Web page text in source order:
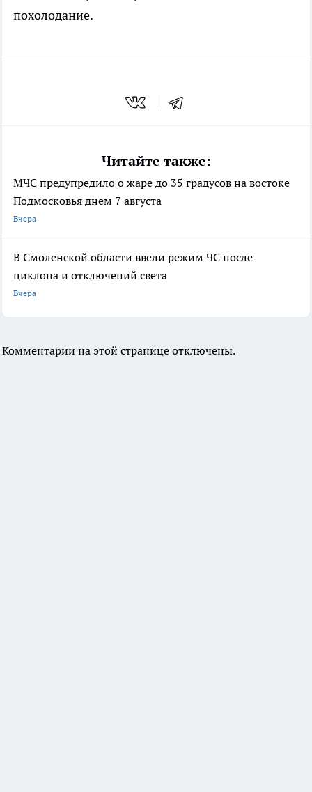
похолодание.
Читайте также:
МЧС предупредило о жаре до 35 градусов на востоке
Подмосковья днем 7 августа
Вчера
В Смоленской области ввели режим ЧС после
циклона и отключений света
Вчера
Комментарии на этой странице отключены.